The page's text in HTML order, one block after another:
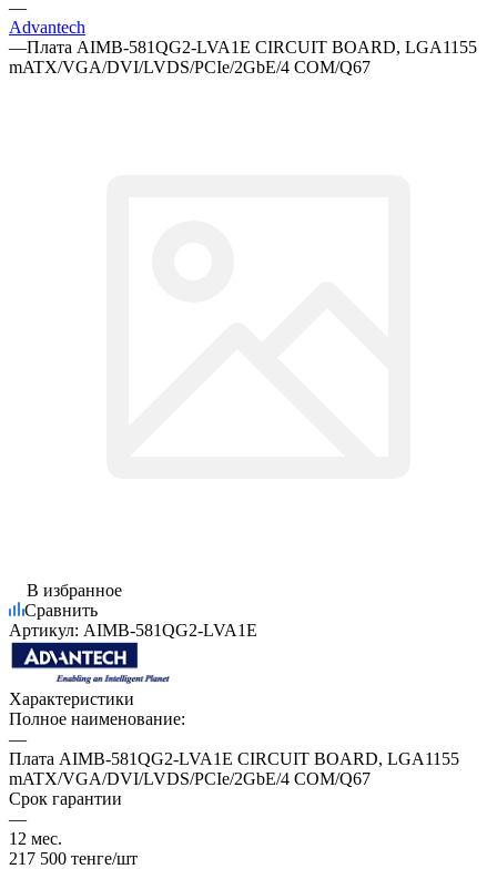
—
Advantech
—Плата AIMB-581QG2-LVA1E CIRCUIT BOARD, LGA1155
mATX/VGA/DVI/LVDS/PCIe/2GbE/4 COM/Q67
В избранное
Сравнить
Артикул: AIMB-581QG2-LVA1E
Характеристики
Полное наименование:
—
Плата AIMB-581QG2-LVA1E CIRCUIT BOARD, LGA1155
mATX/VGA/DVI/LVDS/PCIe/2GbE/4 COM/Q67
Срок гарантии
—
12 мес.
217 500 тенге/шт